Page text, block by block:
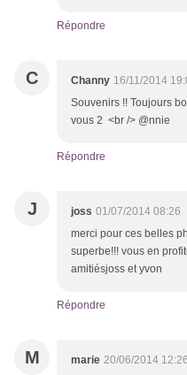
Répondre
C Channy 16/11/2014
Souvenirs !! Toujours
vous 2 <br /> @nnie
Répondre
J joss 01/07/2014 08:26
merci pour ces belles
superbe!!! vous en
amitiésjoss et yvon
Répondre
M marie 20/06/2014 12:26